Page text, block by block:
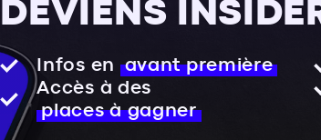
DEVIENS
Infos en avant première
Accès à des
places à gagner